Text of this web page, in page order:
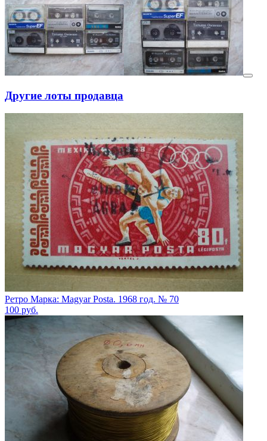
Другие лоты продавца
Ретро Марка: Magyar Posta. 1968 год. № 70
100 руб.